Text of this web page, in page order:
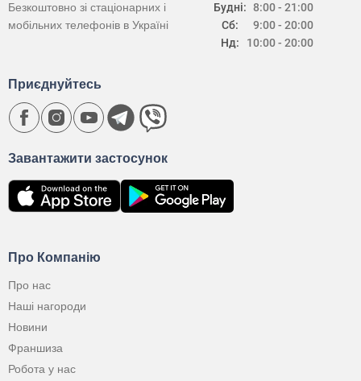
Будні:
Сб:
Нд:
8:00 - 21:00
9:00 - 20:00
10:00 - 20:00
Безкоштовно зі стаціонарних і
мобільних телефонів в Україні
Про Компанію
Про нас
Наші нагороди
Новини
Франшиза
Робота у нас
Завантажити застосунок
Приєднуйтесь